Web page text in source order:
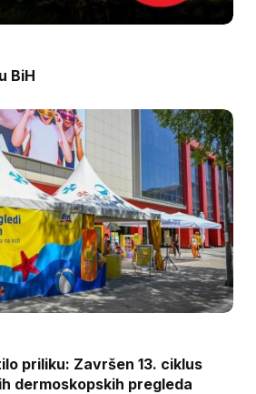
BiH
priliku: Završen 13. ciklus
dermoskopskih pregleda